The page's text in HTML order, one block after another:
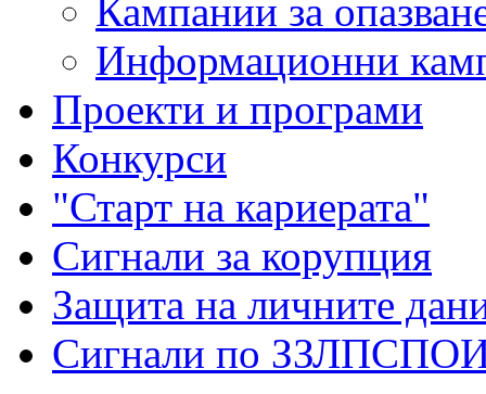
Кампании за
Информационни
Проекти и програми
Конкурси
"Старт на кариерата"
Сигнали за корупция
Защита на личните
Сигнали по